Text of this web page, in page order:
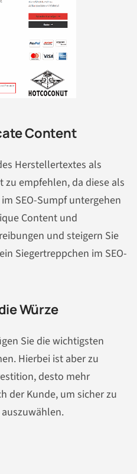
Content
Herstellertextes als
empfehlen, da diese als
SEO-Sumpf untergehen
Content und
und steigern Sie
Siegertreppchen im SEO-
Würze
Sie die wichtigsten
Hierbei ist aber zu
desto mehr
der Kunde, um sicher zu